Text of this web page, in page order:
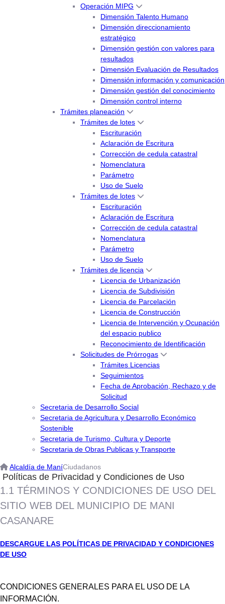
Operación MIPG
Dimensión Talento Humano
Dimensión direccionamiento
estratégico
Dimensión gestión con valores para
resultados
Dimensión Evaluación de Resultados
Dimensión información y comunicación
Dimensión gestión del conocimiento
Dimensión control interno
Trámites planeación
Trámites de lotes
Escrituración
Aclaración de Escritura
Corrección de cedula catastral
Nomenclatura
Parámetro
Uso de Suelo
Trámites de lotes
Escrituración
Aclaración de Escritura
Corrección de cedula catastral
Nomenclatura
Parámetro
Uso de Suelo
Trámites de licencia
Licencia de Urbanización
Licencia de Subdivisión
Licencia de Parcelación
Licencia de Construcción
Licencia de Intervención y Ocupación
del espacio publico
Reconocimiento de Identificación
Solicitudes de Prórrogas
Trámites Licencias
Seguimientos
Fecha de Aprobación, Rechazo y de
Solicitud
Secretaria de Desarrollo Social
Secretaria de Agricultura y Desarrollo Económico
Sostenible
Secretaria de Turismo, Cultura y Deporte
Secretaria de Obras Publicas y Transporte
Alcaldía de ManíCiudadanos
Políticas de Privacidad y Condiciones de Uso
1.1 TÉRMINOS Y CONDICIONES DE USO DEL
SITIO WEB DEL MUNICIPIO DE MANI
CASANARE
DESCARGUE LAS POLÍTICAS DE PRIVACIDAD Y CONDICIONES
DE USO
​CONDICIONES GENERALES PARA EL USO DE LA
INFORMACIÓN.